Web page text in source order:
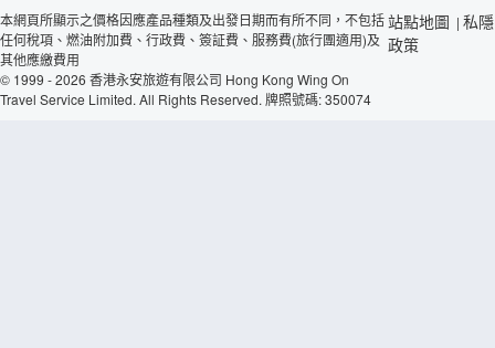
本網頁所顯示之價格因應產品種類及出發日期而有所不同，不包括
任何稅項、燃油附加費、行政費、簽証費、服務費(旅行團適用)及
其他應繳費用
© 1999 - 2026 香港永安旅遊有限公司 Hong Kong Wing On
Travel Service Limited. All Rights Reserved. 牌照號碼: 350074
站點地圖 | 私隱
政策